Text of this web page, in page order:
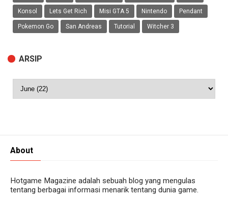
Konsol Lets Get Rich Misi GTA 5 Nintendo Pendant
Pokemon Go San Andreas Tutorial Witcher 3
ARSIP
About
Hotgame Magazine adalah sebuah blog yang mengulas
tentang berbagai informasi menarik tentang dunia game.